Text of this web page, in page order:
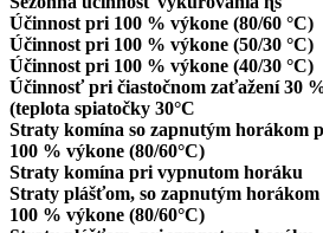
Účinnost pri 100 % výkone (80/60 °C)
Účinnost pri 100 % výkone (50/30 °C)
Účinnost pri 100 % výkone (40/30 °C)
Účinnosť pri čiastočnom zaťažení 30
(teplota spiatočky 30°C
Straty komína so zapnutým horákom
100 % výkone (80/60°C)
Straty komína pri vypnutom horáku
Straty plášťom, so zapnutým
100 % výkone (80/60°C)